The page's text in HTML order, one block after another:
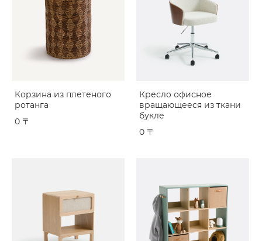
Корзина из плетеного
ротанга
0 〒
Кресло офисное
вращающееся из ткани
букле
0 〒